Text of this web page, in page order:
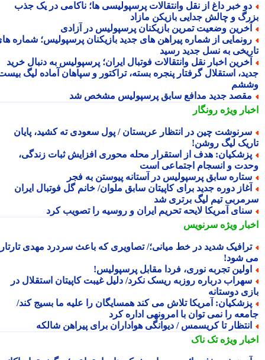
خبر داغ از نقل وانتقالات پرسپولیسی ها؛ ناکامی در یک جذب
و چالش جدایی بازیکن مازاد
وضعیت تمرین بازیکنان پرسپولیس در آزادی
از شماره پیراهن های جدید بازیکنان پرسپولیس؛ شماره های
به نسل جدید رسید
اخبار نقل وانتقالات فوتبال ایران؛ پرسپولیس به دنبال خرید
استقلال گرفتار پنجره بسته، تراکتور و سپاهان آماده لیگ بیست
جدید مدافع سابق پرسپولیس مشخص شد
ویژهرونگار
چین در انتظار عربستان / پول سعودی ته کشید، پایان
لیگ روشن!
هدف از استقرار محله محوری افزایش ثبات زندگی،
و انسجام اجتماعی است
سابق پرسپولیس در آستانه پیوستن به فجر
دوره جدید برای کاپیتان سابق ملوان/ خانم گل فوتبال ایران
تیم لیگ برتری شد
آمریکا لایحه تحریم ایران و روسیه را تصویب کرد
ویژهسرنویس
شدید در خط میانی؛/ تصاویری که باعث سردرد مهدی تارتار
شود!
تجربه نوری، فردا مقابل پرسپولیس!
درباره روزبه ریسک نکرد/ دلیل غیبت کاپیتان استقلال در
دوستانه
آمریکا تلاش می کند همسایگان را علیه ما بسیج کند/
را نمی توان با امرونهی اداره کرد
تا کریسمس / دیوانگی هواداران برای پیراهن شالکه
ویژهتک ناک